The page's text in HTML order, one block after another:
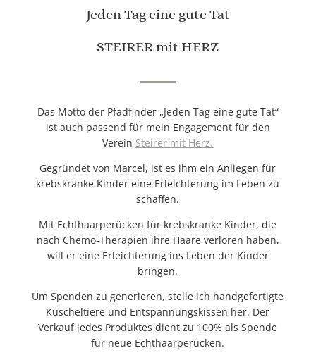
Jeden Tag eine gute Tat
STEIRER mit HERZ
Das Motto der Pfadfinder „Jeden Tag eine gute Tat“
ist auch passend für mein Engagement für den
Verein Steirer mit Herz.
Gegründet von Marcel, ist es ihm ein Anliegen für
krebskranke Kinder eine Erleichterung im Leben zu
schaffen.
Mit Echthaarperücken für krebskranke Kinder, die
nach Chemo-Therapien ihre Haare verloren haben,
will er eine Erleichterung ins Leben der Kinder
bringen.
Um Spenden zu generieren, stelle ich handgefertigte
Kuscheltiere und Entspannungskissen her. Der
Verkauf jedes Produktes dient zu 100% als Spende
für neue Echthaarperücken.